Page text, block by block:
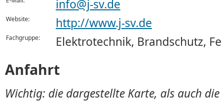
info@j-sv.de
Website: http://www.j-sv.de
Fachgruppe: Elektrotechnik, Brandschutz,
Anfahrt
Wichtig: die dargestellte Karte, als auch